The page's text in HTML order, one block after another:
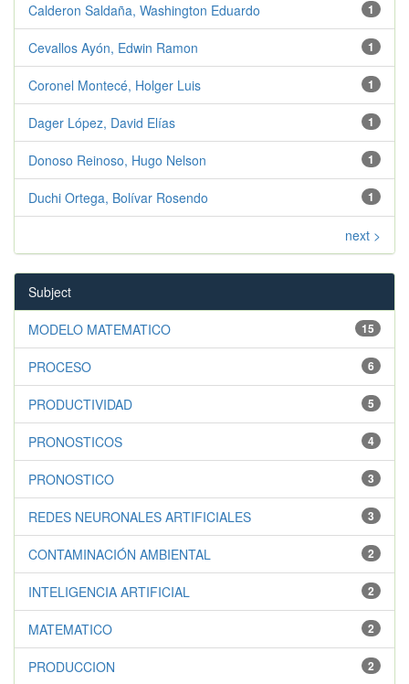
1
Calderon Saldaña, Washington Eduardo
1
Cevallos Ayón, Edwin Ramon
1
Coronel Montecé, Holger Luis
1
Dager López, David Elías
1
Donoso Reinoso, Hugo Nelson
1
Duchi Ortega, Bolívar Rosendo
next >
Subject
15
MODELO MATEMATICO
6
PROCESO
5
PRODUCTIVIDAD
4
PRONOSTICOS
3
PRONOSTICO
3
REDES NEURONALES ARTIFICIALES
2
CONTAMINACIÓN AMBIENTAL
2
INTELIGENCIA ARTIFICIAL
2
MATEMATICO
2
PRODUCCION